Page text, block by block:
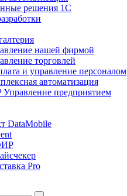
решения 1С
нашей фирмой
торговлей
и управление персоналом
автоматизация
Управление предприятием
DataMobile
Pro